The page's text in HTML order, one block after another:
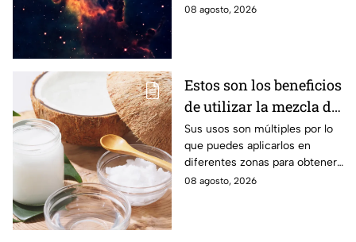
énfasis.
08 agosto, 2026
Estos son los beneficios
de utilizar la mezcla de
aceite de coco y
bicarbonato
Sus usos son múltiples por lo
que puedes aplicarlos en
diferentes zonas para obtener
beneficios.
08 agosto, 2026